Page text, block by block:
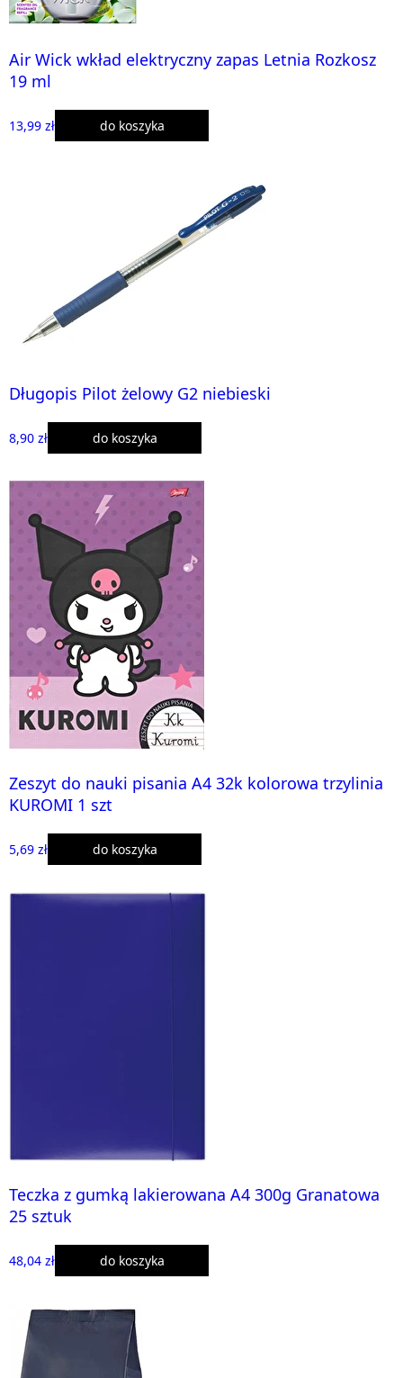
Air Wick wkład elektryczny zapas Letnia Rozkosz
19 ml
13,99 zł do koszyka
Długopis Pilot żelowy G2 niebieski
8,90 zł do koszyka
Zeszyt do nauki pisania A4 32k kolorowa trzylinia
KUROMI 1 szt
5,69 zł do koszyka
Teczka z gumką lakierowana A4 300g Granatowa
25 sztuk
48,04 zł do koszyka